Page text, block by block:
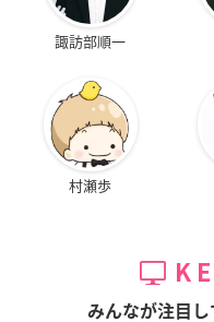
諏訪部順一
村瀬歩
みんなが注目